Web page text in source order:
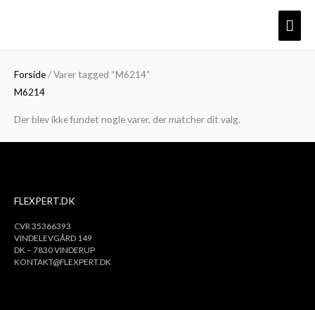
Forside/ Varer tagged “M6214”
M6214
Der blev ikke fundet nogle varer, der matcher dit valg.
FLEXPERT.DK
CVR 35366393
VINDELEVGÅRD 149
DK – 7830 VINDERUP
KONTAKT@FLEXPERT.DK